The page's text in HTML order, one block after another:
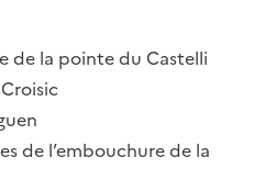
de la pointe du Castelli
de l’embouchure de la